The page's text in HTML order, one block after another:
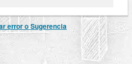
error o Sugerencia